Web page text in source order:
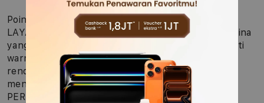
Poin-poin fitur utama
LAYAR LIQUID RETINA 11 INCI — Layar Liquid Retina
yang memukau dilengkapi teknologi canggih seperti
warna luas P3, True Tone, dan reflektivitas ultra
rendah, yang membuat segalanya terlihat
menakjubkan.1
PERFORMA DAN PENYIMPANAN — Chip M3